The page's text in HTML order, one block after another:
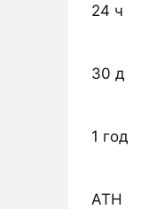
24 ч
30 д
1 год
ATH